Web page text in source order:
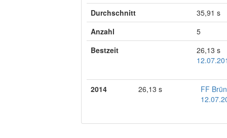
Durchschnitt
35,91 s
Anzahl
5
Bestzeit
26,13 s
2014 26,13 s
FF